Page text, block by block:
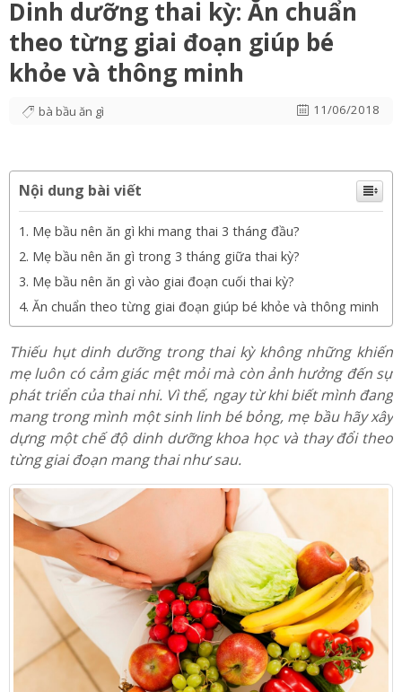
Dinh dưỡng thai kỳ: Ăn chuẩn
theo từng giai đoạn giúp bé
khỏe và thông minh
bà bầu ăn gì 11/06/2018
Nội dung bài viết
Mẹ bầu nên ăn gì khi mang thai 3 tháng đầu?
Mẹ bầu nên ăn gì trong 3 tháng giữa thai kỳ?
Mẹ bầu nên ăn gì vào giai đoạn cuối thai kỳ?
Ăn chuẩn theo từng giai đoạn giúp bé khỏe và thông minh
Thiếu hụt dinh dưỡng trong thai kỳ không những khiến
mẹ luôn có cảm giác mệt mỏi mà còn ảnh hưởng đến sự
phát triển của thai nhi. Vì thế, ngay từ khi biết mình đang
mang trong mình một sinh linh bé bỏng, mẹ bầu hãy xây
dựng một chế độ dinh dưỡng khoa học và thay đổi theo
từng giai đoạn mang thai như sau.